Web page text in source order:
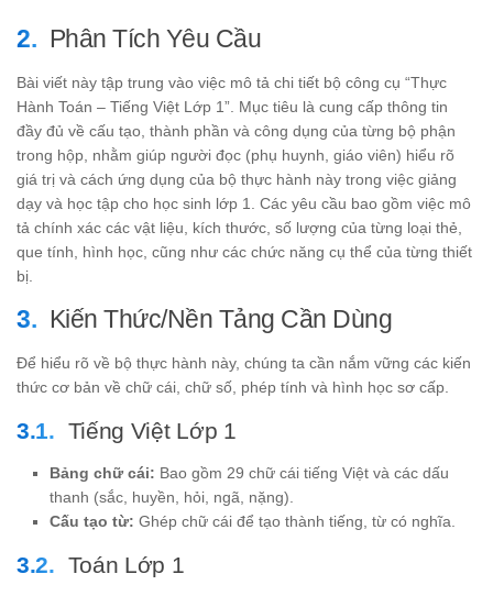
Phân Tích Yêu Cầu
Bài viết này tập trung vào việc mô tả chi tiết bộ công cụ “Thực
Hành Toán – Tiếng Việt Lớp 1”. Mục tiêu là cung cấp thông tin
đầy đủ về cấu tạo, thành phần và công dụng của từng bộ phận
trong hộp, nhằm giúp người đọc (phụ huynh, giáo viên) hiểu rõ
giá trị và cách ứng dụng của bộ thực hành này trong việc giảng
dạy và học tập cho học sinh lớp 1. Các yêu cầu bao gồm việc mô
tả chính xác các vật liệu, kích thước, số lượng của từng loại thẻ,
que tính, hình học, cũng như các chức năng cụ thể của từng thiết
bị.
Kiến Thức/Nền Tảng Cần Dùng
Để hiểu rõ về bộ thực hành này, chúng ta cần nắm vững các kiến
thức cơ bản về chữ cái, chữ số, phép tính và hình học sơ cấp.
Tiếng Việt Lớp 1
Bảng chữ cái: Bao gồm 29 chữ cái tiếng Việt và các dấu
thanh (sắc, huyền, hỏi, ngã, nặng).
Cấu tạo từ: Ghép chữ cái để tạo thành tiếng, từ có nghĩa.
Toán Lớp 1